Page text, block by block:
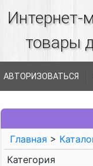
Интернет-
товары
АВТОРИЗОВАТЬСЯ
Главная >
Категория